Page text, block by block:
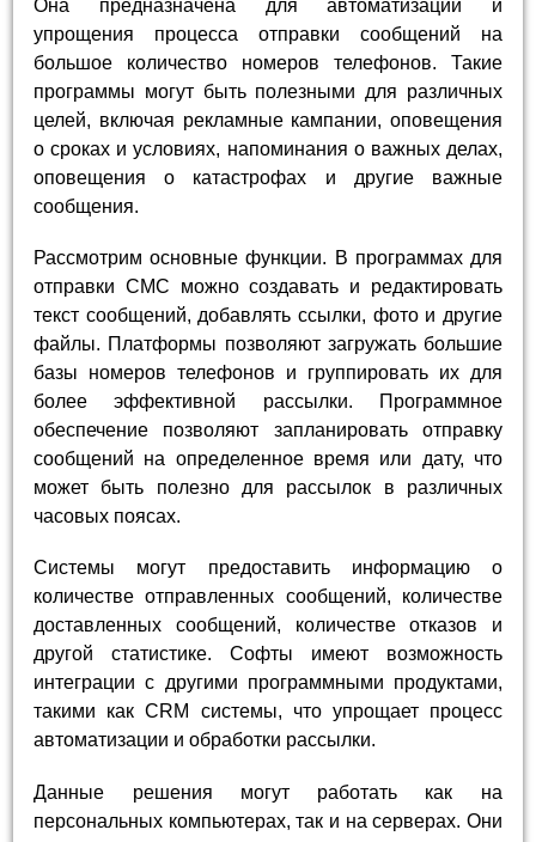
Она предназначена для автоматизации и
упрощения процесса отправки сообщений на
большое количество номеров телефонов. Такие
программы могут быть полезными для различных
целей, включая рекламные кампании, оповещения
о сроках и условиях, напоминания о важных делах,
оповещения о катастрофах и другие важные
сообщения.
Рассмотрим основные функции. В программах для
отправки СМС можно создавать и редактировать
текст сообщений, добавлять ссылки, фото и другие
файлы. Платформы позволяют загружать большие
базы номеров телефонов и группировать их для
более эффективной рассылки. Программное
обеспечение позволяют запланировать отправку
сообщений на определенное время или дату, что
может быть полезно для рассылок в различных
часовых поясах.
Системы могут предоставить информацию о
количестве отправленных сообщений, количестве
доставленных сообщений, количестве отказов и
другой статистике. Софты имеют возможность
интеграции с другими программными продуктами,
такими как CRM системы, что упрощает процесс
автоматизации и обработки рассылки.
Данные решения могут работать как на
персональных компьютерах, так и на серверах. Они